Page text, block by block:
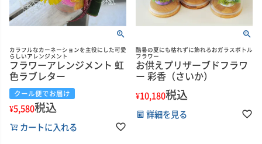
カラフルなカーネーションを主役にした可愛
らしいアレンジメント
フラワーアレンジメント 虹
色ラブレター
クール便でお届け
¥5,580税込
カートに入れる
酷暑の夏にも枯れずに飾れるおガラスボトル
フラワー
お供えプリザーブドフラワ
ー 彩香（さいか）
¥10,180税込
詳細を見る